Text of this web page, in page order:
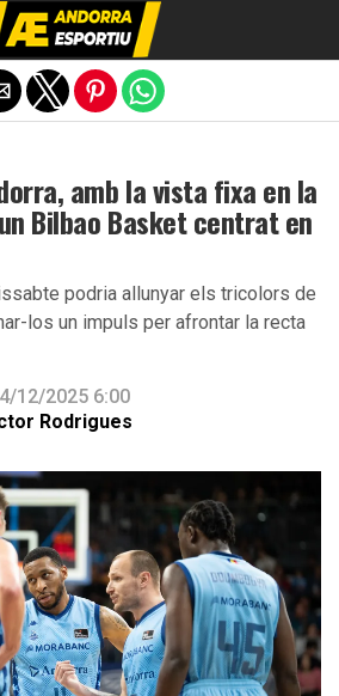
amb la vista fixa en la
Bilbao Basket centrat en
podria allunyar els tricolors de
los un impuls per afrontar la recta
12/2025 6:00
Rodrigues
mobile version